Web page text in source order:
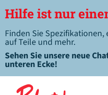
Hilfe ist nur
Finden Sie
auf Teile und mehr.
Sehen Sie unsere neue
unteren Ecke!